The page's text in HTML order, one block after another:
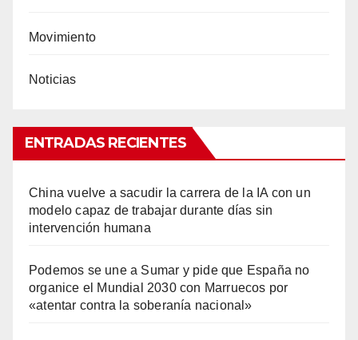
Movimiento
Noticias
ENTRADAS RECIENTES
China vuelve a sacudir la carrera de la IA con un
modelo capaz de trabajar durante días sin
intervención humana
Podemos se une a Sumar y pide que España no
organice el Mundial 2030 con Marruecos por
«atentar contra la soberanía nacional»